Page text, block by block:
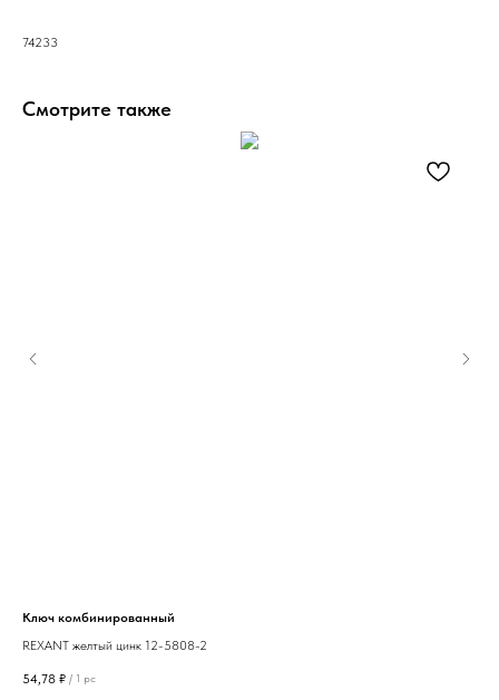
74233
Смотрите также
Ключ комбинированный
REXANT желтый цинк 12-5808-2
54,78 ₽ / 1 pc